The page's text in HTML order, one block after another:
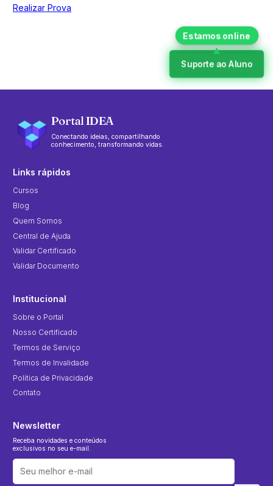
Realizar Prova
Suporte ao Aluno
Portal IDEA
Conectando ideias, compartilhando
conhecimento, transformando vidas.
Links rápidos
Cursos
Blog
Quem Somos
Central de Ajuda
Validar Certificado
Validar Documento
Institucional
Sobre o Portal
Nosso Certificado
Termos de Serviço
Termos de Invalidade
Política de Privacidade
Contato
Newsletter
Receba novidades e conteúdos
exclusivos no seu e-mail.